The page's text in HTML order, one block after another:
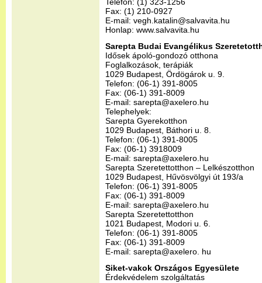
Fax: (1) 210-0927
E-mail: vegh.katalin@salvavita.hu
Honlap: www.salvavita.hu
Sarepta Budai Evangélikus
Idősek ápoló-gondozó otthona
Foglalkozások, terápiák
1029 Budapest, Ördögárok u. 9.
Telefon: (06-1) 391-8005
Fax: (06-1) 391-8009
E-mail: sarepta@axelero.hu
Telephelyek:
Sarepta Gyerekotthon
1029 Budapest, Báthori u. 8.
Telefon: (06-1) 391-8005
Fax: (06-1) 3918009
E-mail: sarepta@axelero.hu
Sarepta Szeretettotthon – Lelkészotthon
1029 Budapest, Hűvösvölgyi út 193/a
Telefon: (06-1) 391-8005
Fax: (06-1) 391-8009
E-mail: sarepta@axelero.hu
Sarepta Szeretettotthon
1021 Budapest, Modori u. 6.
Telefon: (06-1) 391-8005
Fax: (06-1) 391-8009
E-mail: sarepta@axelero. hu
Siket-vakok Országos Egyesülete
Érdekvédelem szolgáltatás